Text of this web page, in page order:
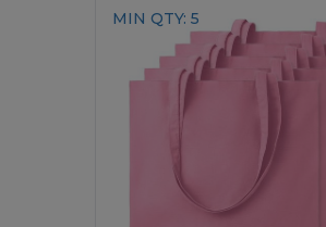
MIN QTY: 5